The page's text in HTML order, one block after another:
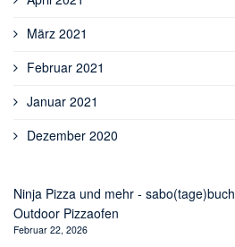
März 2021
Februar 2021
Januar 2021
Dezember 2020
Ninja Pizza und mehr - sabo(tage)buch
Outdoor Pizzaofen
Februar 22, 2026